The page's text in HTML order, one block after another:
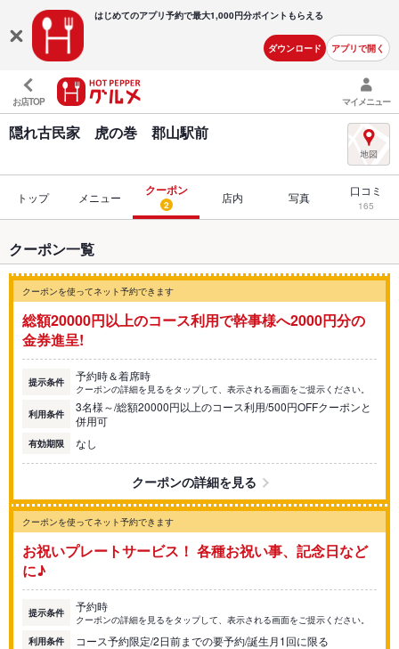
はじめてのアプリ予約で最大1,000円分ポイントもらえる
ダウンロード アプリで開く
お店TOP マイメニュー
隠れ古民家 虎の巻 郡山駅前
トップ メニュー クーポン
2 店内 写真 口コミ
165
クーポン一覧
クーポンを使ってネット予約できます
総額20000円以上のコース利用で幹事様へ2000円分の
金券進呈!
提示条件 予約時＆着席時
クーポンの詳細を見るをタップして、表示される画面をご提示ください。
利用条件
3名様～/総額20000円以上のコース利用/500円OFFクーポンと
併用可
有効期限 なし
クーポンの詳細を見る
クーポンを使ってネット予約できます
お祝いプレートサービス！ 各種お祝い事、記念日など
に♪
提示条件 予約時
クーポンの詳細を見るをタップして、表示される画面をご提示ください。
利用条件
コース予約限定/2日前までの要予約/誕生月1回に限る